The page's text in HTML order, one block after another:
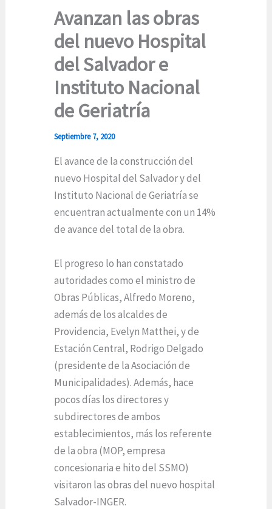
Avanzan las obras
del nuevo Hospital
del Salvador e
Instituto Nacional
de Geriatría
Septiembre 7, 2020
El avance de la construcción del
nuevo Hospital del Salvador y del
Instituto Nacional de Geriatría se
encuentran actualmente con un 14%
de avance del total de la obra.
El progreso lo han constatado
autoridades como el ministro de
Obras Públicas, Alfredo Moreno,
además de los alcaldes de
Providencia, Evelyn Matthei, y de
Estación Central, Rodrigo Delgado
(presidente de la Asociación de
Municipalidades). Además, hace
pocos días los directores y
subdirectores de ambos
establecimientos, más los referente
de la obra (MOP, empresa
concesionaria e hito del SSMO)
visitaron las obras del nuevo hospital
Salvador-INGER.